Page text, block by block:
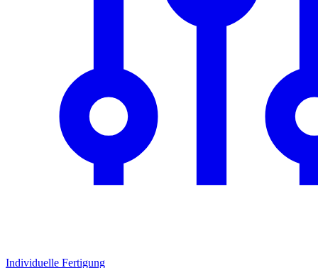
Individuelle Fertigung